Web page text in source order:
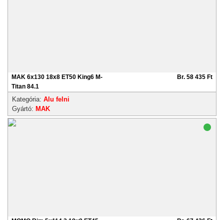
MAK 6x130 18x8 ET50 King6 M-
Titan 84.1
Br. 58 435 Ft
Kategória: Alu felni
Gyártó: MAK